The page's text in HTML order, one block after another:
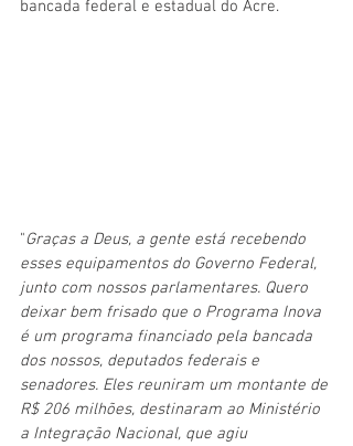
bancada federal e estadual do Acre.
"Graças a Deus, a gente está recebendo
esses equipamentos do Governo Federal,
junto com nossos parlamentares. Quero
deixar bem frisado que o Programa Inova
é um programa financiado pela bancada
dos nossos, deputados federais e
senadores. Eles reuniram um montante de
R$ 206 milhões, destinaram ao Ministério
a Integração Nacional, que agiu